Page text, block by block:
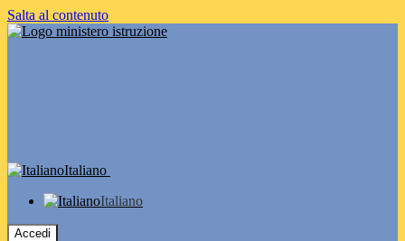
Salta al contenuto
Italiano
Italiano
Accedi